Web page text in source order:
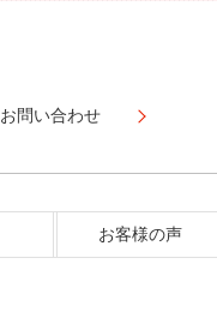
お問い合わせ
お客様の声